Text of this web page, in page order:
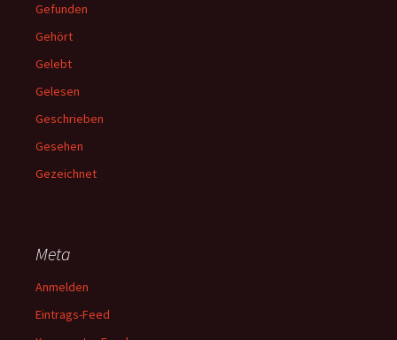
Gefunden
Gehört
Gelebt
Gelesen
Geschrieben
Gesehen
Gezeichnet
Meta
Anmelden
Eintrags-Feed